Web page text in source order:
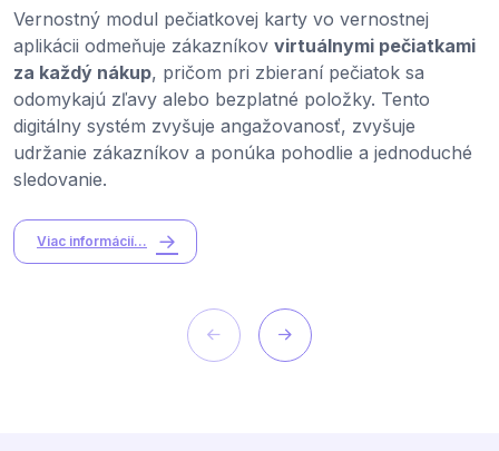
Vernostný modul pečiatkovej karty vo vernostnej
aplikácii odmeňuje zákazníkov virtuálnymi pečiatkami
za každý nákup, pričom pri zbieraní pečiatok sa
odomykajú zľavy alebo bezplatné položky. Tento
digitálny systém zvyšuje angažovanosť, zvyšuje
udržanie zákazníkov a ponúka pohodlie a jednoduché
sledovanie.
Viac informácií...